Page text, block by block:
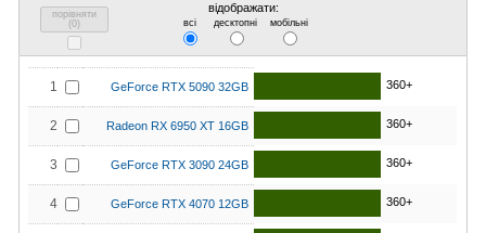
порівняти
(0)
відображати:
всі десктопні мобільні
1 GeForce RTX 5090 32GB 360+
2 Radeon RX 6950 XT 16GB 360+
3 GeForce RTX 3090 24GB 360+
4 GeForce RTX 4070 12GB 360+